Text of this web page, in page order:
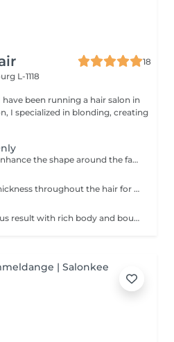
18
L-1118
been running a hair salon in
I specialized in blonding, creating
A soft touch of volume to enhance the shape around the face. Please remember to arrive with freshly washed hair and no products at the roots, ensuring the best possible result for your extension application.
( 2 Pack ) Natural-looking thickness throughout the hair for an effortlessly fuller feel.
( 3 Pack ) A more voluminous result with rich body and bounce throughout.